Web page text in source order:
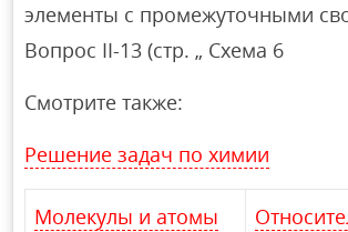
элементы с промежуточными
Вопрос II-13 (стр. „ Схема 6
Смотрите также:
Решение задач по химии
Молекулы и атомы